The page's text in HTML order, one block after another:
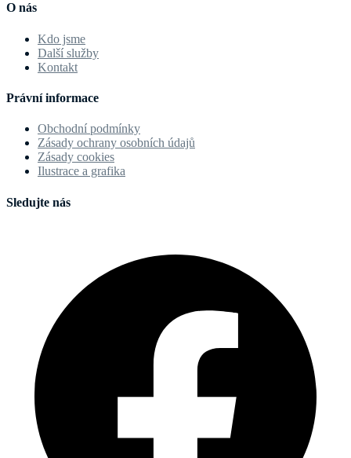
O nás
Kdo jsme
Další služby
Kontakt
Právní informace
Obchodní podmínky
Zásady ochrany osobních údajů
Zásady cookies
Ilustrace a grafika
Sledujte nás